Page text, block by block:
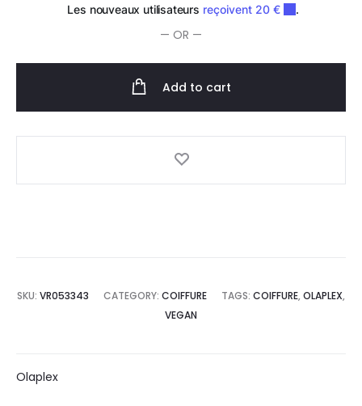
— OR —
Add to cart
SKU: VR053343 CATEGORY: COIFFURE TAGS: COIFFURE, OLAPLEX,
VEGAN
Olaplex